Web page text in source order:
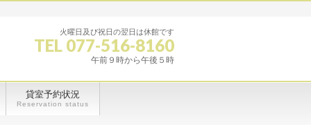
火曜日及び祝日の翌日は休館です
TEL 077-516-8160
午前９時から午後５時
貸室予約状況
Reservation status